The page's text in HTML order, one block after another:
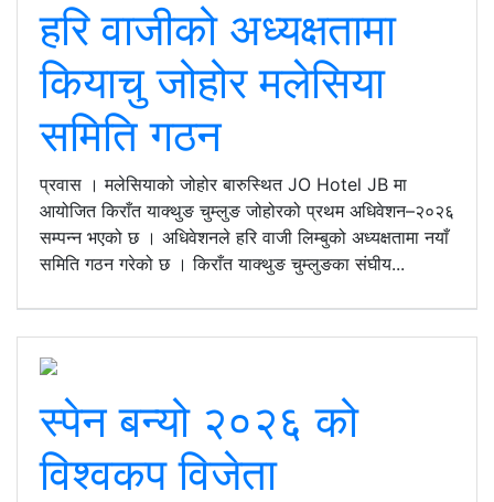
हरि वाजीको अध्यक्षतामा
कियाचु जोहोर मलेसिया
समिति गठन
प्रवास । मलेसियाको जोहोर बारुस्थित JO Hotel JB मा
आयोजित किराँत याक्थुङ चुम्लुङ जोहोरको प्रथम अधिवेशन–२०२६
सम्पन्न भएको छ । अधिवेशनले हरि वाजी लिम्बुको अध्यक्षतामा नयाँ
समिति गठन गरेको छ । किराँत याक्थुङ चुम्लुङका संघीय...
स्पेन बन्यो २०२६ को
विश्वकप विजेता